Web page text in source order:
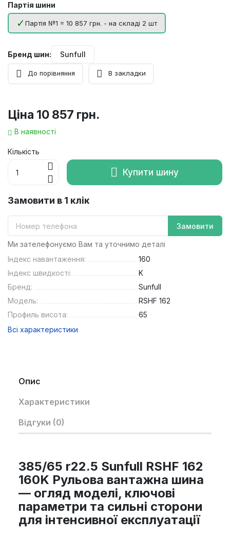
Партія шини
Партія №1 = 10 857 грн. - на складі 2 шт
Бренд шин: Sunfull
До порівняння В закладки
Ціна 10 857 грн.
В наявності
Кількість
Купити шину
Замовити в 1 клік
Замовити
Ми зателефонуємо Вам та уточнимо деталі
Індекс навантаження:
160
Індекс швидкості:
K
Бренд:
Sunfull
Модель:
RSHF 162
Профиль висота:
65
Всі характеристики
Опис
Характеристики
Відгуки (0)
385/65 r22.5 Sunfull RSHF 162
160K Рульова вантажна шина
— огляд моделі, ключові
параметри та сильні сторони
для інтенсивної експлуатації